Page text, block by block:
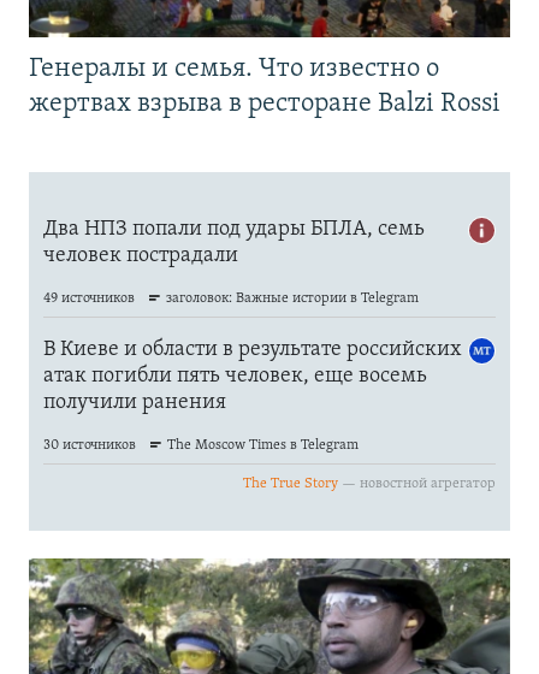
Генералы и семья. Что известно о
жертвах взрыва в ресторане Balzi Rossi